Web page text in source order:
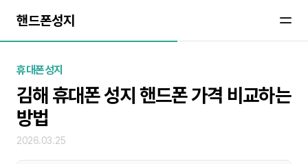
핸드폰성지
휴대폰성지
김해 휴대폰 성지 핸드폰 가격 비교하는
방법
2026.03.25